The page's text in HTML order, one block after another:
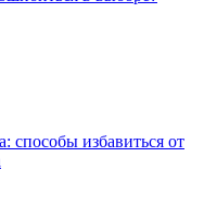
способы избавиться от